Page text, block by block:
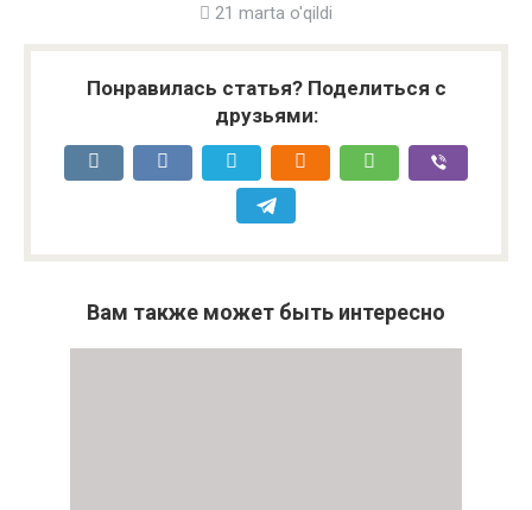
21 marta o'qildi
Понравилась статья? Поделиться с
друзьями:
Вам также может быть интересно